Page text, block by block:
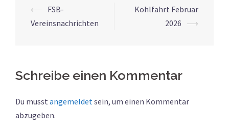
Beitrags-
Navigation
⟵ FSB-
Vereinsnachrichten
Kohlfahrt Februar
2026 ⟶
Schreibe einen Kommentar
Du musst angemeldet sein, um einen Kommentar
abzugeben.